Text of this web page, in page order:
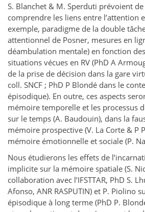
S. Blanchet & M. Sperduti prévoient
comprendre les liens entre l’attention
exemple, paradigme de la double
attentionnel de Posner, mesures en
déambulation mentale) en fonction
situations vécues en RV (PhD A
de la prise de décision dans la gare
coll. SNCF ; PhD P Blondé dans le
épisodique). En outre, ces aspects
mémoire temporelle et les processus
sur le temps (A. Baudouin), dans la
mémoire prospective (V. La Corte & P
mémoire émotionnelle et sociale (P.
Nous étudierons les effets de
implicite sur la mémoire spatiale (S.
collaboration avec l’IFSTTAR, PhD S.
Afonso, ANR RASPUTIN) et P. Piolino
épisodique à long terme (PhD P.